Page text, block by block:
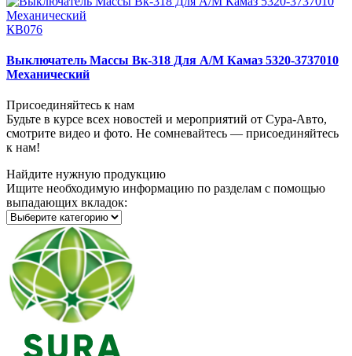
КВ076
Выключатель Массы Вк-318 Для А/М Камаз 5320-3737010
Механический
Присоединяйтесь к нам
Будьте в курсе всех новостей и мероприятий от Сура-Авто,
смотрите видео и фото. Не сомневайтесь — присоединяйтесь
к нам!
Найдите нужную продукцию
Ищите необходимую информацию по разделам с помощью
выпадающих вкладок: